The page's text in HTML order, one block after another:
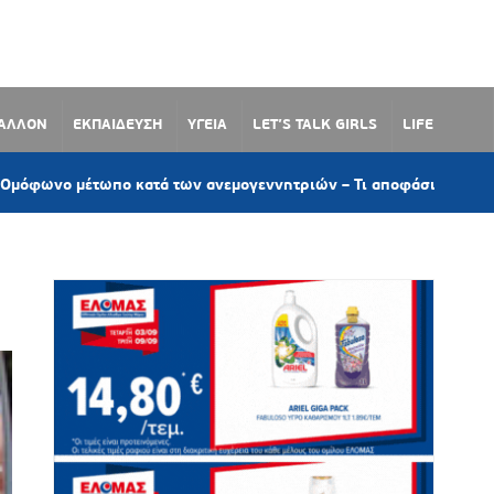
ΕΚΠΑΙΔΕΥΣΗ ΥΓΕΙΑ LET’S TALK GIRLS LIFE
κατά των ανεμογεννητριών – Τι αποφάσισε το Δημοτικό